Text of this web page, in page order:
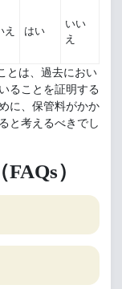
え はい
いい
え
とは、過去におい
ることを証明する
に、保管料がかか
と考えるべきでし
）